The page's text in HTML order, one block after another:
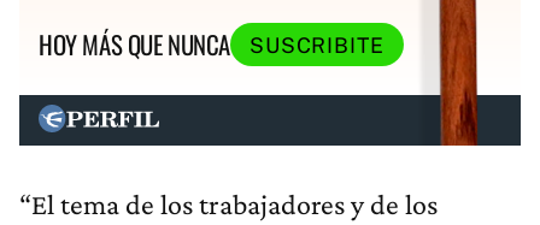
HOY MÁS QUE NUNCA
SUSCRIBITE
“El tema de los trabajadores y de los